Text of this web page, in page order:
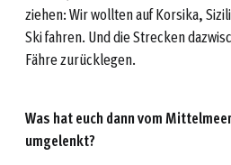
ziehen: Wir wollten auf Korsika,
Ski fahren. Und die Strecken
Fähre zurücklegen.
Was hat euch dann vom
umgelenkt?